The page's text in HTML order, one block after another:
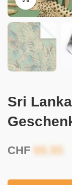
Sri
CHF